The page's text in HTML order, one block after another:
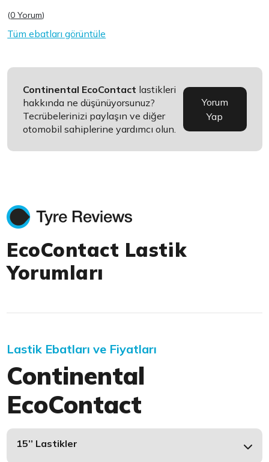
(0 Yorum)
Tüm ebatları görüntüle
Continental EcoContact lastikleri
hakkında ne düşünüyorsunuz?
Tecrübelerinizi paylaşın ve diğer
otomobil sahiplerine yardımcı olun.
Yorum
Yap
EcoContact Lastik
Yorumları
Lastik Ebatları ve Fiyatları
Continental
EcoContact
15’’ Lastikler